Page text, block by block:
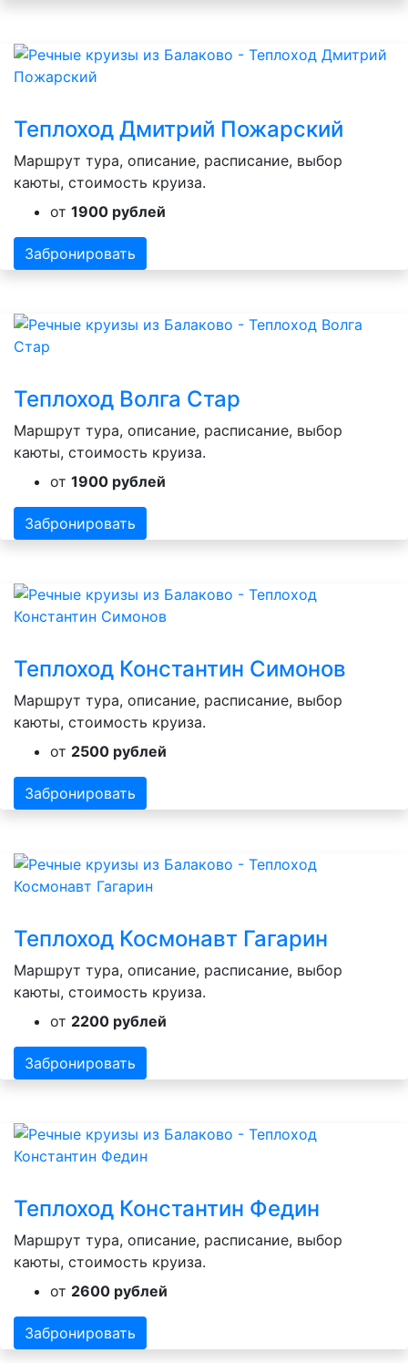
Теплоход Дмитрий Пожарский
Маршрут тура, описание, расписание, выбор
каюты, стоимость круиза.
от 1900 рублей
Забронировать
Теплоход Волга Стар
Маршрут тура, описание, расписание, выбор
каюты, стоимость круиза.
от 1900 рублей
Забронировать
Теплоход Константин Симонов
Маршрут тура, описание, расписание, выбор
каюты, стоимость круиза.
от 2500 рублей
Забронировать
Теплоход Космонавт Гагарин
Маршрут тура, описание, расписание, выбор
каюты, стоимость круиза.
от 2200 рублей
Забронировать
Теплоход Константин Федин
Маршрут тура, описание, расписание, выбор
каюты, стоимость круиза.
от 2600 рублей
Забронировать